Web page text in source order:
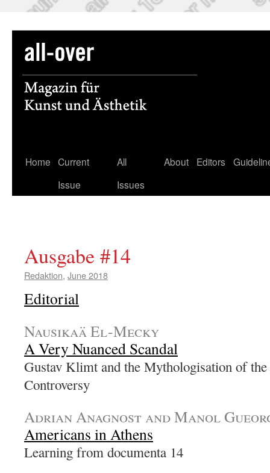
Skip
Home Current
Issue
All
Issues
About Editors
Ausgabe #14
Redaktion, June 2018
Editorial
Nausikaä El-Mecky
A Very Nuanced Scandal
Gustav Klimt and the Mythologisation of
Controversy
Adrian Anagnost and Manol
Americans in Athens
Learning from documenta 14